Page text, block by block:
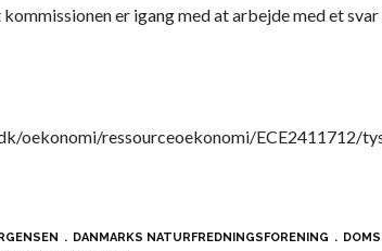
er igang med at arbejde med et
oekonomi/ressourceoekonomi/ECE2411712/
DANMARKS NATURFREDNINGSFORENING